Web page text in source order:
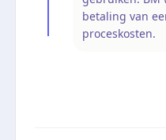
betaling van
proceskosten.